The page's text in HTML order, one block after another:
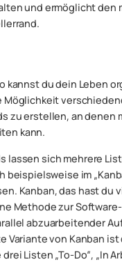
und ermöglicht den
kannst du dein Leben
Möglichkeit
zu erstellen, an denen
kann.
lassen sich mehrere
beispielsweise im
Kanban, das hast du
Methode zur
abzuarbeitender
Variante von Kanban
Listen „To-Do“, „In